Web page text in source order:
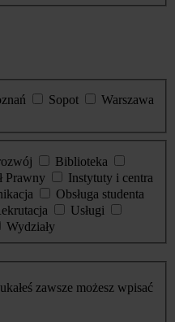
Sopot
Warszawa
Biblioteka
Prawny
Instytuty i centra
Obsługa studenta
Usługi
Wydziały
zawsze możesz wpisać